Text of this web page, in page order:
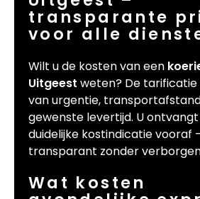
transparante
voor alle
Wilt u de kosten van een
Uitgeest weten? De
van urgentie,
gewenste levertijd. U
duidelijke kostindicatie vooraf
transparant zonder
Wat kosten